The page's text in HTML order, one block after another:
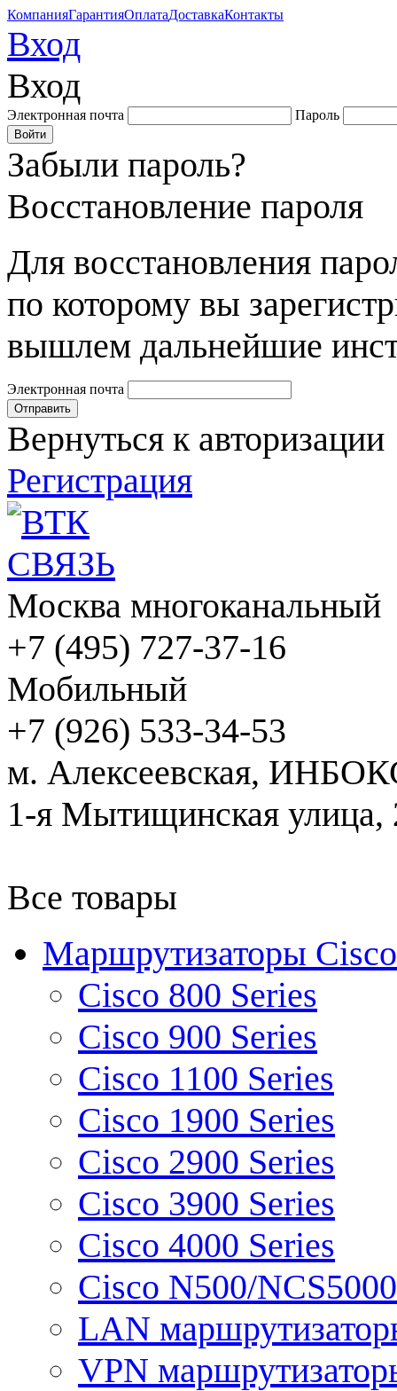
КомпанияГарантияОплатаДоставкаКонтакты
Вход
Вход
Электронная почта Пароль
Забыли пароль?
Восстановление пароля
Для восстановления
по которому вы
вышлем дальнейшие
Электронная почта
Вернуться к авторизации
Регистрация
Москва многоканальный
+7 (495) 727-37-16
Мобильный
+7 (926) 533-34-53
м. Алексеевская,
1-я Мытищинская улица,
Все товары
Маршрутизаторы Cisco
Cisco 800 Series
Cisco 900 Series
Cisco 1100 Series
Cisco 1900 Series
Cisco 2900 Series
Cisco 3900 Series
Cisco 4000 Series
Cisco N500/
LAN
VPN